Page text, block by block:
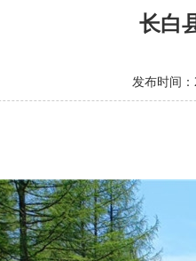
长白
发布时间：